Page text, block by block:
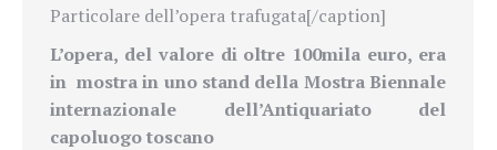
Particolare dell’opera trafugata[/caption]
L’opera, del valore di oltre 100mila euro, era
in mostra in uno stand della Mostra Biennale
internazionale dell’Antiquariato del
capoluogo toscano